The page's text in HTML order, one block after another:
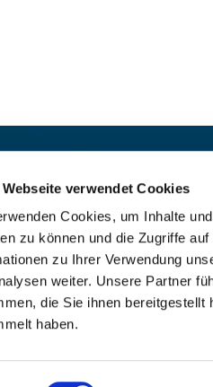
Webseite verwendet Cookies
Cookies, um Inhalte
zu können und die Zugriffe
zu Ihrer Verwendung
weiter. Unsere Partner
die Sie ihnen
haben.
 +49 30 8859 590

